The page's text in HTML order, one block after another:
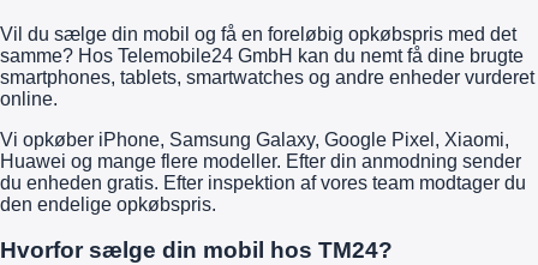
Vil du sælge din mobil og få en foreløbig opkøbspris med det
samme? Hos Telemobile24 GmbH kan du nemt få dine brugte
smartphones, tablets, smartwatches og andre enheder vurderet
online.
Vi opkøber iPhone, Samsung Galaxy, Google Pixel, Xiaomi,
Huawei og mange flere modeller. Efter din anmodning sender
du enheden gratis. Efter inspektion af vores team modtager du
den endelige opkøbspris.
Hvorfor sælge din mobil hos TM24?